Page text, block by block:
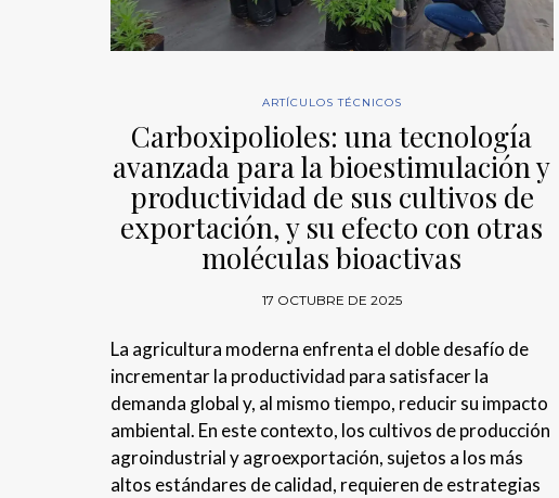
ARTÍCULOS TÉCNICOS
Carboxipolioles: una tecnología
avanzada para la bioestimulación y
productividad de sus cultivos de
exportación, y su efecto con otras
moléculas bioactivas
17 OCTUBRE DE 2025
La agricultura moderna enfrenta el doble desafío de
incrementar la productividad para satisfacer la
demanda global y, al mismo tiempo, reducir su impacto
ambiental. En este contexto, los cultivos de producción
agroindustrial y agroexportación, sujetos a los más
altos estándares de calidad, requieren de estrategias